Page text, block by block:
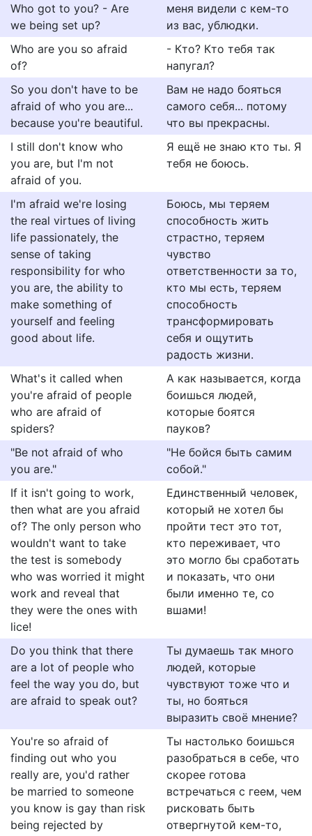
Who got to you? - Are
we being set up?
меня видели с кем-то
из вас, ублюдки.
Who are you so afraid
of?
- Кто? Кто тебя так
напугал?
So you don't have to be
afraid of who you are...
because you're beautiful.
Вам не надо бояться
самого себя... потому
что вы прекрасны.
I still don't know who
you are, but I'm not
afraid of you.
Я ещё не знаю кто ты. Я
тебя не боюсь.
I'm afraid we're losing
the real virtues of living
life passionately, the
sense of taking
responsibility for who
you are, the ability to
make something of
yourself and feeling
good about life.
Боюсь, мы теряем
способность жить
страстно, теряем
чувство
ответственности за то,
кто мы есть, теряем
способность
трансформировать
себя и ощутить
радость жизни.
What's it called when
you're afraid of people
who are afraid of
spiders?
А как называется, когда
боишься людей,
которые боятся
пауков?
"Be not afraid of who
you are."
"Не бойся быть самим
собой."
If it isn't going to work,
then what are you afraid
of? The only person who
wouldn't want to take
the test is somebody
who was worried it might
work and reveal that
they were the ones with
lice!
Единственный человек,
который не хотел бы
пройти тест это тот,
кто переживает, что
это могло бы сработать
и показать, что они
были именно те, со
вшами!
Do you think that there
are a lot of people who
feel the way you do, but
are afraid to speak out?
Ты думаешь так много
людей, которые
чувствуют тоже что и
ты, но бояться
выразить своё мнение?
You're so afraid of
finding out who you
really are, you'd rather
be married to someone
you know is gay than risk
being rejected by
Ты настолько боишься
разобраться в себе, что
скорее готова
встречаться с геем, чем
рисковать быть
отвергнутой кем-то,